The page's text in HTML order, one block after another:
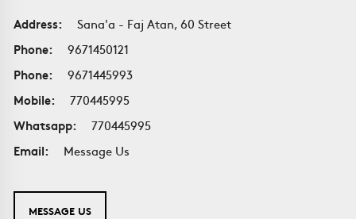
Address:
Sana'a - Faj Atan, 60 Street
Phone:
9671450121
Phone:
9671445993
Mobile:
770445995
Whatsapp:
770445995
Email:
Message Us
MESSAGE US